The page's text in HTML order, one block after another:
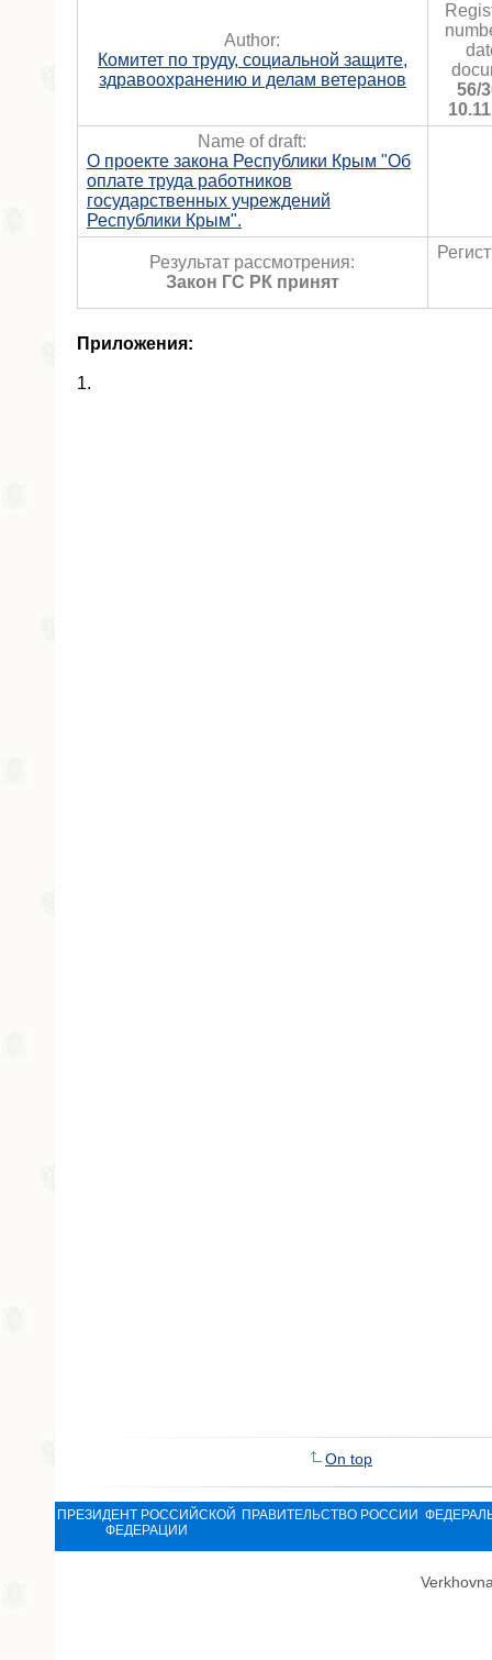
Author:
Комитет по труду, социальной защите,
здравоохранению и делам ветеранов
56/
Name of draft:
О проекте закона Республики Крым "Об
оплате труда работников
государственных учреждений
Республики Крым".
Результат рассмотрения:
Закон ГС РК принят
Приложения:
1.
On top
ПРЕЗИДЕНТ РОССИЙСКОЙ
ФЕДЕРАЦИИ
ПРАВИТЕЛЬСТВО РОССИИ